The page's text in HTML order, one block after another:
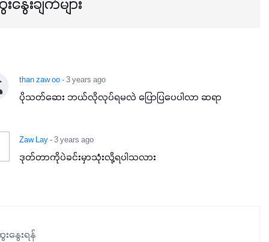
နွေးချက်များ
than zaw oo- 3 years ago
ပိုသတ်ဆေး ဘယ်လိုလုပ်ရမလဲ ပြောပြပေပါလာ ဆရာ
Zaw Lay- 3 years ago
ဒုတ်တာကိုပဲခင်းမှာသုံးလို့ရပါသလား
နွေးရန်